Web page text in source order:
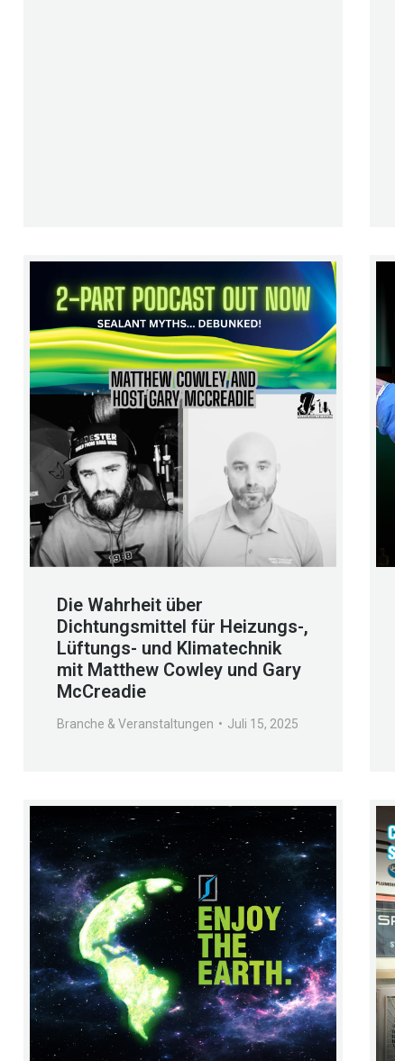
Die Wahrheit über
Dichtungsmittel für Heizungs-,
Lüftungs- und Klimatechnik
mit Matthew Cowley und Gary
McCreadie
Branche & Veranstaltungen Juli 15, 2025